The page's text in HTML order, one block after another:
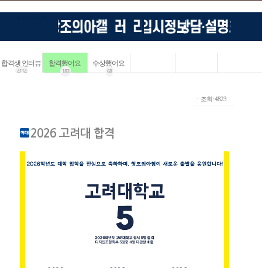
합격생 인터뷰
4114
합격했어요
183
수상했어요
68
ㆍ조회: 4823
2026 고려대 합격